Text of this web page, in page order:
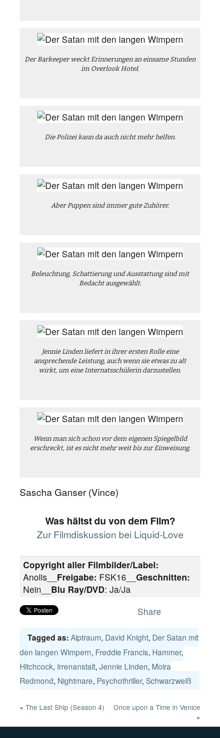
Der Barkeeper weckt Erinnerungen an einsame Stunden
im Overlook Hotel.
Die Polizei kann da auch nicht mehr helfen.
Aber Puppen sind immer gute Zuhörer.
Beleuchtung, Schattierung und Ausstattung sind mit
Bedacht ausgewählt.
Jennie Linden liefert in ihrer ersten Rolle eine
ansprechende Leistung, auch wenn sie etwas zu alt
wirkt, um eine Internatsschülerin darzustellen.
Wenn man sich schon vor dem eigenen Spiegelbild
erschreckt, ist es nicht mehr weit bis zur Einweisung.
Sascha Ganser (Vince)
Was hältst du von dem Film?
Zur Filmdiskussion bei Liquid-Love
Copyright aller Filmbilder/Label:
Anolis__ Freigabe: FSK16__ Geschnitten:
Nein__ Blu Ray/DVD: Ja/Ja
Share
Tagged as: Alptraum, David Knight, Der Satan mit
den langen Wimpern, Freddie Francis, Hammer,
Hitchcock, Irrenanstalt, Jennie Linden, Moira
Redmond, Nightmare, Psychothriller, Schwarzweiß
« The Last Ship (Season 4)
Once upon a Time in Venice
»